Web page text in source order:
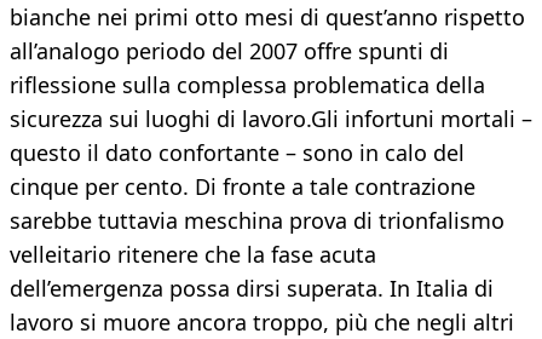
bianche nei primi otto mesi di quest’anno rispetto
all’analogo periodo del 2007 offre spunti di
riflessione sulla complessa problematica della
sicurezza sui luoghi di lavoro.Gli infortuni mortali –
questo il dato confortante – sono in calo del
cinque per cento. Di fronte a tale contrazione
sarebbe tuttavia meschina prova di trionfalismo
velleitario ritenere che la fase acuta
dell’emergenza possa dirsi superata. In Italia di
lavoro si muore ancora troppo, più che negli altri